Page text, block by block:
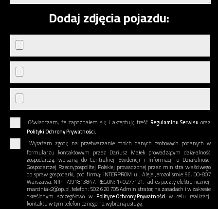
Dodaj zdjęcia pojazdu:
Oświadczam, że zapoznałem się i akceptuję treść Regulaminu Serwisu oraz
Polityki Ochrony Prywatności.
Wyrażam zgodę na przetwarzanie moich danych osobowych podanych w
formularzu kontaktowym przez Dariusz Małek prowadzącym działalność
gospodarczą, wpisaną do Centralnej Ewidencji i Informacji o Działalności
Gospodarczej Rzeczypospolitej Polskiej prowadzonej przez ministra właściwego
do spraw gospodarki, pod firmą: INTERPROM ul. Aleje Jerozolismie 96, 00-807
Warszawa, NIP: 7991813847, REGON: 140277121, adres poczty elektronicznej:
marciniak2@op.pl, telefon: 502 620 705 Administrator, na zasadach i w zakresie
określonym szczegółowo w Polityce Ochrony Prywatności w celu realizacji
kontaktu w tym telefonicznego na wybraną usługę.